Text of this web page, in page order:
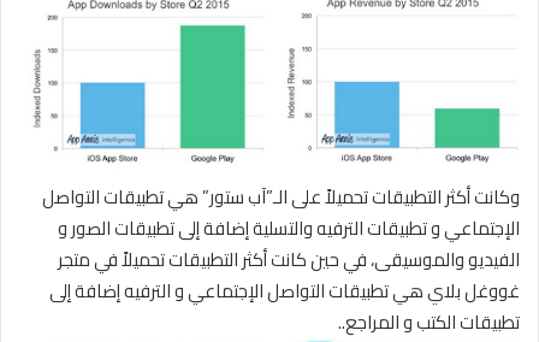
وكانت أكثر التطبيقات تحميلاً على الـ”آب ستور” هي تطبيقات التواصل
الإجتماعي و تطبيقات الترفيه والتسلية إضافة إلى تطبيقات الصور و
الفيديو والموسيقى، في حين كانت أكثر التطبيقات تحميلاً في متجر
غووغل بلاي هي تطبيقات التواصل الإجتماعي و الترفيه إضافة إلى
تطبيقات الكتب و المراجع..